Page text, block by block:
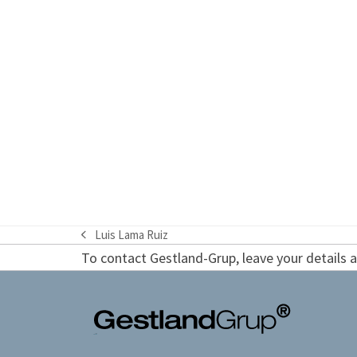
previous
post:
Luis Lama Ruiz
To contact Gestland-Grup, leave your details